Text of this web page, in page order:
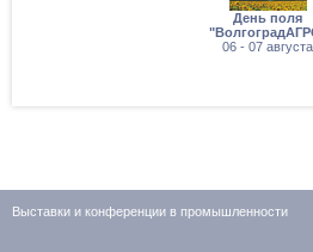
День поля
06 - 07 августа
Выставки и конференции в промышленности